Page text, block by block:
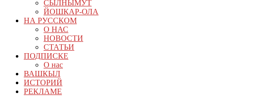
СЫЛНЫМУТ
ЙОШКАР-ОЛА
НА РУССКОМ
О НАС
НОВОСТИ
СТАТЬИ
ПОДПИСКЕ
О нас
ВАШКЫЛ
ИСТОРИЙ
РЕКЛАМЕ